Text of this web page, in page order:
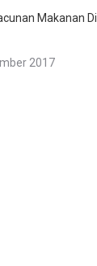
Makanan Di
2017